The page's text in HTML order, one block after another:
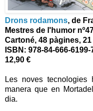
Drons rodamons, de
Mestres de l'humor
Cartoné, 48 pàgines,
ISBN: 978-84-666-6199-
12,90 €
Les noves
manera que en
dia.